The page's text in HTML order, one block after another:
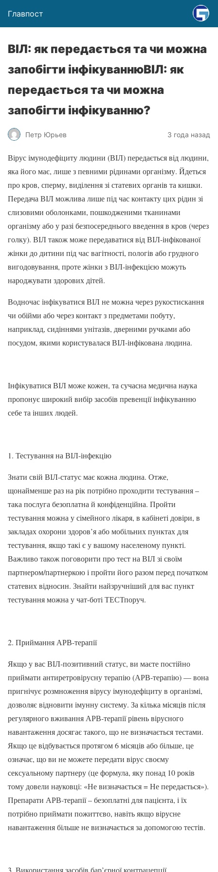
Главпост
ВІЛ: як передається та чи можна
запобігти інфікуваннюВІЛ: як
передається та чи можна
запобігти інфікуванню?
Петр Юрьев 3 года назад
Вірус імунодефіциту людини (ВІЛ) передається від людини,
яка його має, лише з певними рідинами організму. Йдеться
про кров, сперму, виділення зі статевих органів та кишки.
Передача ВІЛ можлива лише під час контакту цих рідин зі
слизовими оболонками, пошкодженими тканинами
організму або у разі безпосереднього введення в кров (через
голку). ВІЛ також може передаватися від ВІЛ-інфікованої
жінки до дитини під час вагітності, пологів або грудного
вигодовування, проте жінки з ВІЛ-інфекцією можуть
народжувати здорових дітей.
Водночас інфікуватися ВІЛ не можна через рукостискання
чи обійми або через контакт з предметами побуту,
наприклад, сидіннями унітазів, дверними ручками або
посудом, якими користувалася ВІЛ-інфікована людина.
Інфікуватися ВІЛ може кожен, та сучасна медична наука
пропонує широкий вибір засобів превенції інфікуванню
себе та інших людей.
1. Тестування на ВІЛ-інфекцію
Знати свій ВІЛ-статус має кожна людина. Отже,
щонайменше раз на рік потрібно проходити тестування –
така послуга безоплатна й конфіденційна. Пройти
тестування можна у сімейного лікаря, в кабінеті довіри, в
закладах охорони здоров’я або мобільних пунктах для
тестування, якщо такі є у вашому населеному пункті.
Важливо також поговорити про тест на ВІЛ зі своїм
партнером/партнеркою і пройти його разом перед початком
статевих відносин. Знайти найзручніший для вас пункт
тестування можна у чат-боті ТЕСТпоруч.
2. Приймання АРВ-терапії
Якщо у вас ВІЛ-позитивний статус, ви маєте постійно
приймати антиретровірусну терапію (АРВ-терапію) — вона
пригнічує розмноження вірусу імунодефіциту в організмі,
дозволяє відновити імунну систему. За кілька місяців після
регулярного вживання АРВ-терапії рівень вірусного
навантаження досягає такого, що не визначається тестами.
Якщо це відбувається протягом 6 місяців або більше, це
означає, що ви не можете передати вірус своєму
сексуальному партнеру (це формула, яку понад 10 років
тому довели науковці: «Не визначається = Не передається»).
Препарати АРВ-терапії – безоплатні для пацієнта, і їх
потрібно приймати пожиттєво, навіть якщо вірусне
навантаження більше не визначається за допомогою тестів.
3. Використання засобів бар’єрної контрацепції